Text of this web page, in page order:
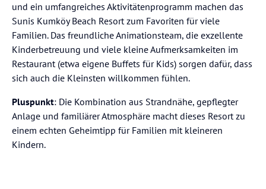
und ein umfangreiches Aktivitätenprogramm machen das
Sunis Kumköy Beach Resort zum Favoriten für viele
Familien. Das freundliche Animationsteam, die exzellente
Kinderbetreuung und viele kleine Aufmerksamkeiten im
Restaurant (etwa eigene Buffets für Kids) sorgen dafür, dass
sich auch die Kleinsten willkommen fühlen.
Pluspunkt: Die Kombination aus Strandnähe, gepflegter
Anlage und familiärer Atmosphäre macht dieses Resort zu
einem echten Geheimtipp für Familien mit kleineren
Kindern.